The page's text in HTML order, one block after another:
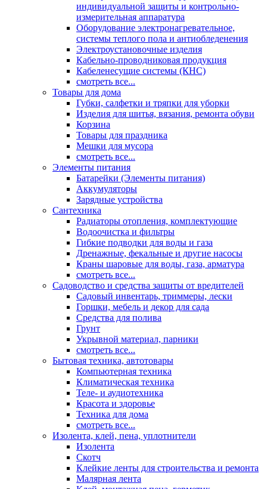
индивидуальной защиты и контрольно-
измерительная аппаратура
Оборудование электронагревательное,
системы теплого пола и антиобледенения
Электроустановочные изделия
Кабельно-проводниковая продукция
Кабеленесущие системы (КНС)
смотреть все...
Товары для дома
Губки, салфетки и тряпки для уборки
Изделия для шитья, вязания, ремонта обуви
Корзина
Товары для праздника
Мешки для мусора
смотреть все...
Элементы питания
Батарейки (Элементы питания)
Аккумуляторы
Зарядные устройства
Сантехника
Радиаторы отопления, комплектующие
Водоочистка и фильтры
Гибкие подводки для воды и газа
Дренажные, фекальные и другие насосы
Краны шаровые для воды, газа, арматура
смотреть все...
Садоводство и средства защиты от вредителей
Садовый инвентарь, триммеры, лески
Горшки, мебель и декор для сада
Средства для полива
Грунт
Укрывной материал, парники
смотреть все...
Бытовая техника, автотовары
Компьютерная техника
Климатическая техника
Теле- и аудиотехника
Красота и здоровье
Техника для дома
смотреть все...
Изолента, клей, пена, уплотнители
Изолента
Скотч
Клейкие ленты для строительства и ремонта
Малярная лента